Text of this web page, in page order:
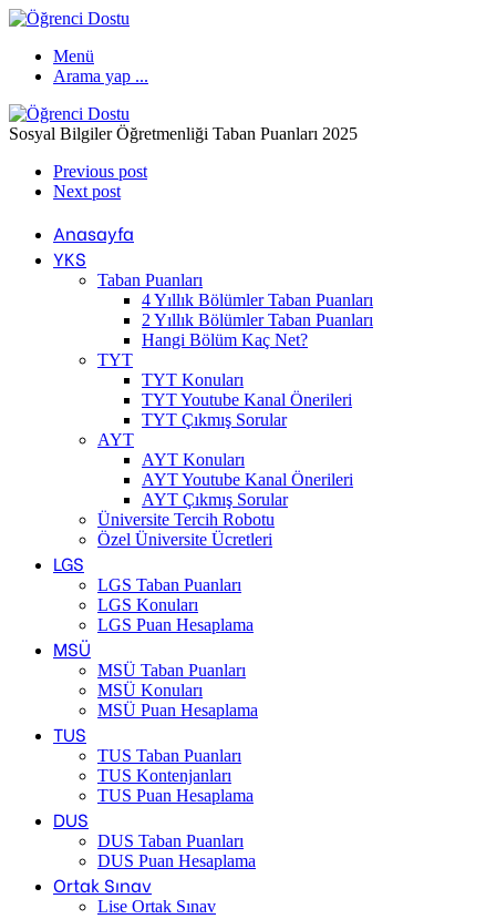
Menü
Arama yap ...
Sosyal Bilgiler Öğretmenliği Taban Puanları 2025
Previous post
Next post
Anasayfa
YKS
Taban Puanları
4 Yıllık Bölümler Taban Puanları
2 Yıllık Bölümler Taban Puanları
Hangi Bölüm Kaç Net?
TYT
TYT Konuları
TYT Youtube Kanal Önerileri
TYT Çıkmış Sorular
AYT
AYT Konuları
AYT Youtube Kanal Önerileri
AYT Çıkmış Sorular
Üniversite Tercih Robotu
Özel Üniversite Ücretleri
LGS
LGS Taban Puanları
LGS Konuları
LGS Puan Hesaplama
MSÜ
MSÜ Taban Puanları
MSÜ Konuları
MSÜ Puan Hesaplama
TUS
TUS Taban Puanları
TUS Kontenjanları
TUS Puan Hesaplama
DUS
DUS Taban Puanları
DUS Puan Hesaplama
Ortak Sınav
Lise Ortak Sınav